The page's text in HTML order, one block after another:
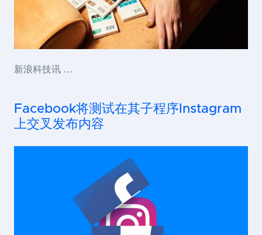
新浪科技讯 …
Facebook将测试在其子程序Instagram
上交叉发布内容